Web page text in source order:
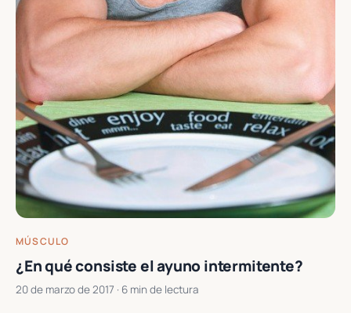
MÚSCULO
¿En qué consiste el ayuno intermitente?
20 de marzo de 2017 · 6 min de lectura